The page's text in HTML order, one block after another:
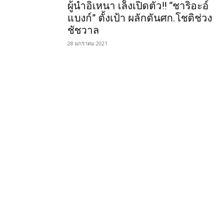
ผู้นำอิเหนา เล็งเปิดตัว!! “ชาริอะอ์
แบงก์” ตั้งเป้า ผลักดันศก.โชติช่วง
ชัชวาล
28 มกราคม 2021